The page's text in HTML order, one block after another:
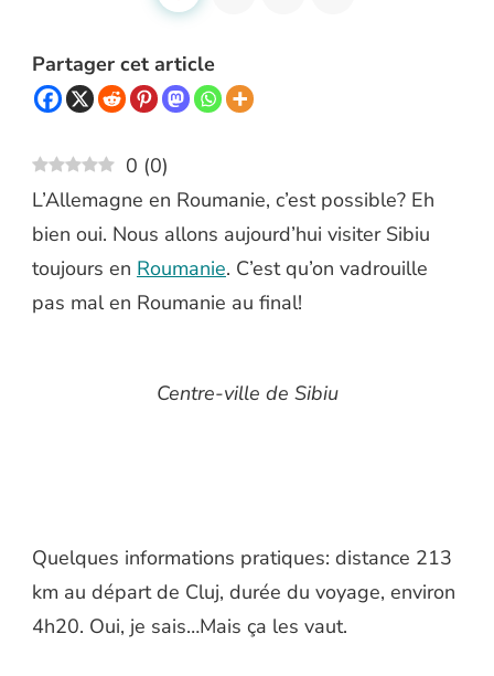
Partager cet article
0 (0)
L’Allemagne en Roumanie, c’est possible? Eh
bien oui. Nous allons aujourd’hui visiter Sibiu
toujours en Roumanie. C’est qu’on vadrouille
pas mal en Roumanie au final!
Centre-ville de Sibiu
Quelques informations pratiques: distance 213
km au départ de Cluj, durée du voyage, environ
4h20. Oui, je sais…Mais ça les vaut.